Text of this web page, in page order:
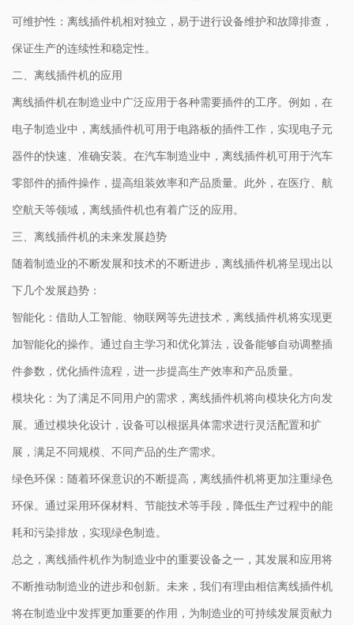
可维护性：离线插件机相对独立，易于进行设备维护和故障排查，
保证生产的连续性和稳定性。
二、离线插件机的应用
离线插件机在制造业中广泛应用于各种需要插件的工序。例如，在
电子制造业中，离线插件机可用于电路板的插件工作，实现电子元
器件的快速、准确安装。在汽车制造业中，离线插件机可用于汽车
零部件的插件操作，提高组装效率和产品质量。此外，在医疗、航
空航天等领域，离线插件机也有着广泛的应用。
三、离线插件机的未来发展趋势
随着制造业的不断发展和技术的不断进步，离线插件机将呈现出以
下几个发展趋势：
智能化：借助人工智能、物联网等先进技术，离线插件机将实现更
加智能化的操作。通过自主学习和优化算法，设备能够自动调整插
件参数，优化插件流程，进一步提高生产效率和产品质量。
模块化：为了满足不同用户的需求，离线插件机将向模块化方向发
展。通过模块化设计，设备可以根据具体需求进行灵活配置和扩
展，满足不同规模、不同产品的生产需求。
绿色环保：随着环保意识的不断提高，离线插件机将更加注重绿色
环保。通过采用环保材料、节能技术等手段，降低生产过程中的能
耗和污染排放，实现绿色制造。
总之，离线插件机作为制造业中的重要设备之一，其发展和应用将
不断推动制造业的进步和创新。未来，我们有理由相信离线插件机
将在制造业中发挥更加重要的作用，为制造业的可持续发展贡献力